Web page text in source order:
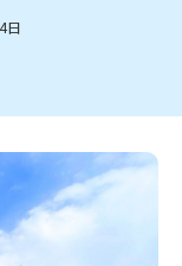
新潟市北区
区
新潟市西蒲区
店
店
季節・期間限定
デカ盛り・大盛り
がた酒の陣・新潟
入場無料
アルビレックス
ス・ジム
旅館
水族館
ース・買取
ラ万代・ラブラ2
ピア万代
ャンペーン
活サービス
家電・携帯電話
イベント
求人
見附 チラシ
日